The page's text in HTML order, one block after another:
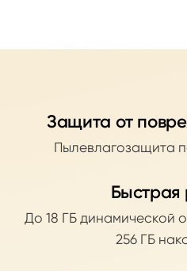
Защита от
Пылевлагозащита
Быстрая
До 18 ГБ динамической
256 ГБ